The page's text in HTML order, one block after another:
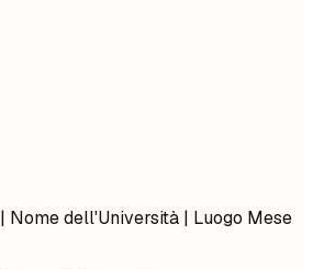
| Nome dell'Università | Luogo Mese